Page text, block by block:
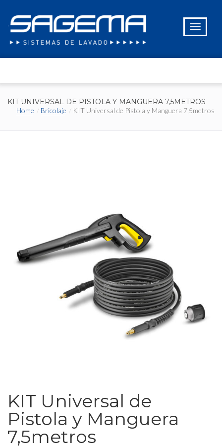
KIT UNIVERSAL DE PISTOLA Y MANGUERA 7,5METROS
Home Bricolaje KIT Universal de Pistola y Manguera 7,5metros
KIT Universal de
Pistola y Manguera
7,5metros